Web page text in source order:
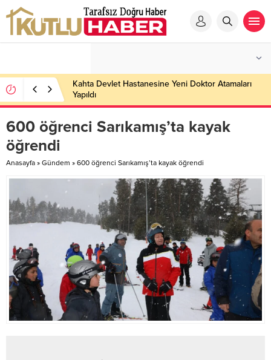
Kahta Devlet Hastanesine Yeni Doktor Atamaları
Yapıldı
600 öğrenci Sarıkamış’ta kayak
öğrendi
Anasayfa » Gündem » 600 öğrenci Sarıkamış’ta kayak öğrendi